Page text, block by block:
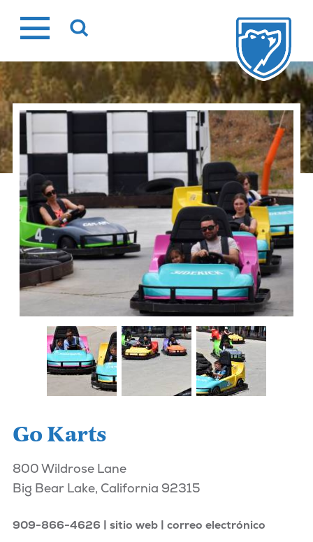
Ir
al
Go Karts
800 Wildrose Lane
Big Bear Lake, California 92315
909-866-4626 sitio web correo electrónico